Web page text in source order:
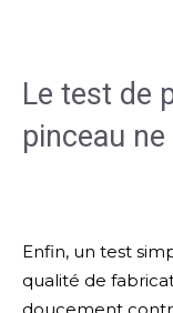
Le test de
pinceau
Enfin, un test
qualité de